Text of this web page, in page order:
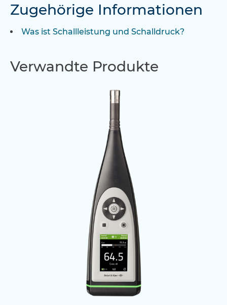
Zugehörige Informationen
Was ist Schallleistung und Schalldruck?
Verwandte Produkte